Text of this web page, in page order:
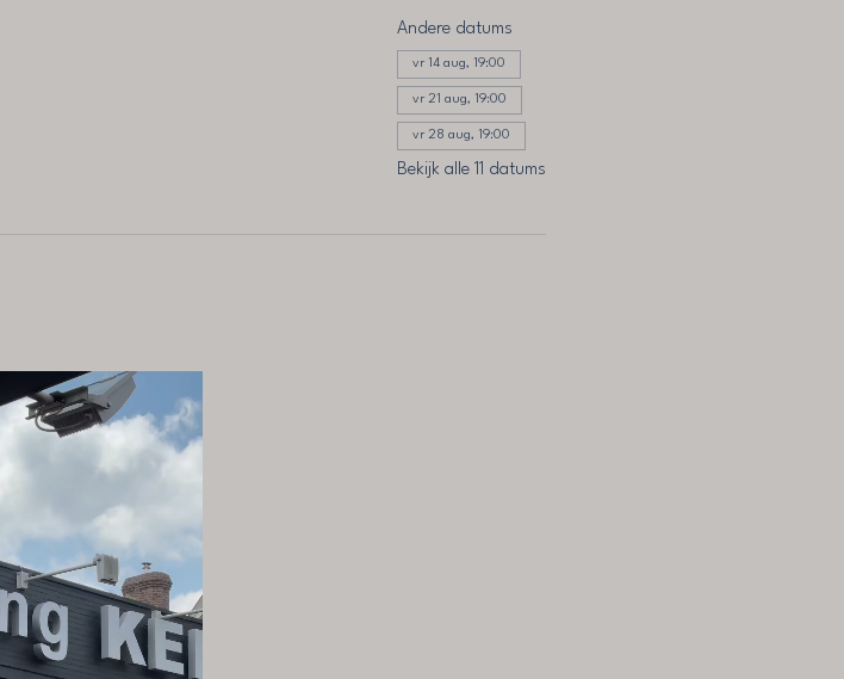
Andere datums
vr 14 aug, 19:00
vr 21 aug, 19:00
vr 28 aug, 19:00
Bekijk alle 11 datums